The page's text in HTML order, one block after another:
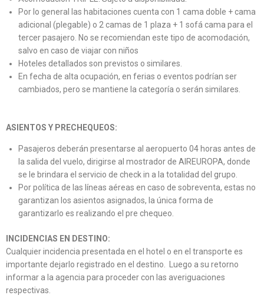
Por lo general las habitaciones cuenta con 1 cama doble + cama
adicional (plegable) o 2 camas de 1 plaza + 1 sofá cama para el
tercer pasajero. No se recomiendan este tipo de acomodación,
salvo en caso de viajar con niños
Hoteles detallados son previstos o similares.
En fecha de alta ocupación, en ferias o eventos podrían ser
cambiados, pero se mantiene la categoría o serán similares.
ASIENTOS Y PRECHEQUEOS:
Pasajeros deberán presentarse al aeropuerto 04 horas antes de
la salida del vuelo, dirigirse al mostrador de AIREUROPA, donde
se le brindara el servicio de check in a la totalidad del grupo.
Por política de las líneas aéreas en caso de sobreventa, estas no
garantizan los asientos asignados, la única forma de
garantizarlo es realizando el pre chequeo.
INCIDENCIAS EN DESTINO:
Cualquier incidencia presentada en el hotel o en el transporte es
importante dejarlo registrado en el destino. Luego a su retorno
informar a la agencia para proceder con las averiguaciones
respectivas.